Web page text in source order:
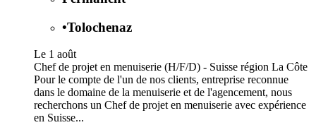
•Tolochenaz
Le 1 août
Chef de projet en menuiserie (H/F/D) - Suisse région La Côte
Pour le compte de l'un de nos clients, entreprise reconnue
dans le domaine de la menuiserie et de l'agencement, nous
recherchons un Chef de projet en menuiserie avec expérience
en Suisse...